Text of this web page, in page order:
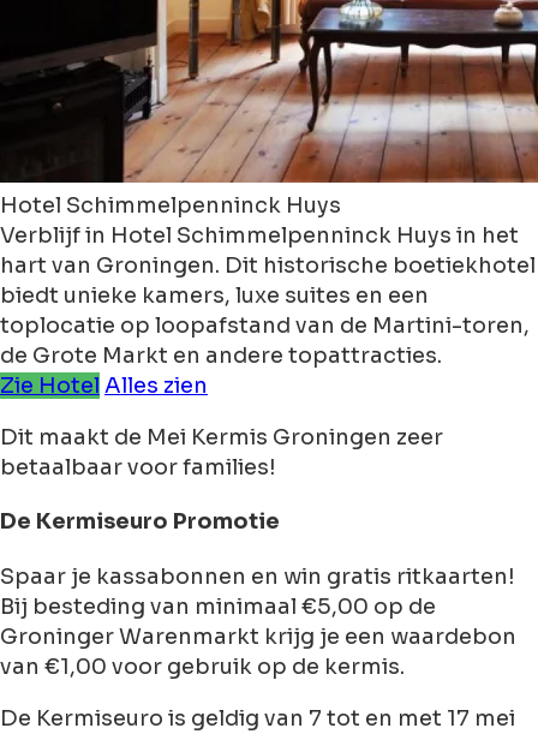
Hotel Schimmelpenninck Huys
Verblijf in Hotel Schimmelpenninck Huys in het
hart van Groningen. Dit historische boetiekhotel
biedt unieke kamers, luxe suites en een
toplocatie op loopafstand van de Martini-toren,
de Grote Markt en andere topattracties.
Zie Hotel Alles zien
Dit maakt de Mei Kermis Groningen zeer
betaalbaar voor families!
De Kermiseuro Promotie
Spaar je kassabonnen en win gratis ritkaarten!
Bij besteding van minimaal €5,00 op de
Groninger Warenmarkt krijg je een waardebon
van €1,00 voor gebruik op de kermis.
De Kermiseuro is geldig van 7 tot en met 17 mei